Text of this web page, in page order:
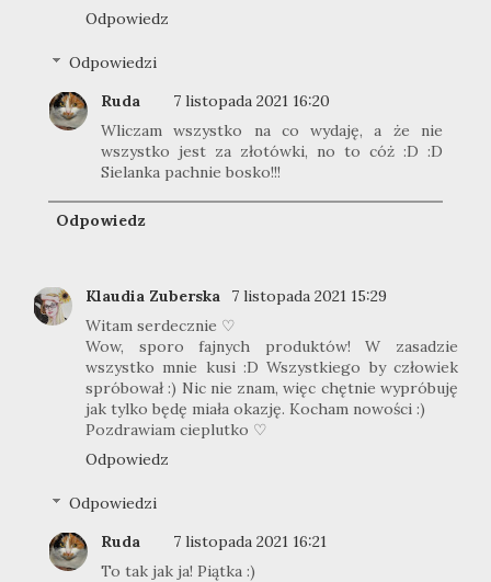
Odpowiedz
Odpowiedzi
Ruda
7 listopada 2021 16:20
Wliczam wszystko na co wydaję, a że nie
wszystko jest za złotówki, no to cóż :D :D
Sielanka pachnie bosko!!!
Odpowiedz
Klaudia Zuberska
7 listopada 2021 15:29
Witam serdecznie ♡
Wow, sporo fajnych produktów! W zasadzie
wszystko mnie kusi :D Wszystkiego by człowiek
spróbował :) Nic nie znam, więc chętnie wypróbuję
jak tylko będę miała okazję. Kocham nowości :)
Pozdrawiam cieplutko ♡
Odpowiedz
Odpowiedzi
Ruda
7 listopada 2021 16:21
To tak jak ja! Piątka :)